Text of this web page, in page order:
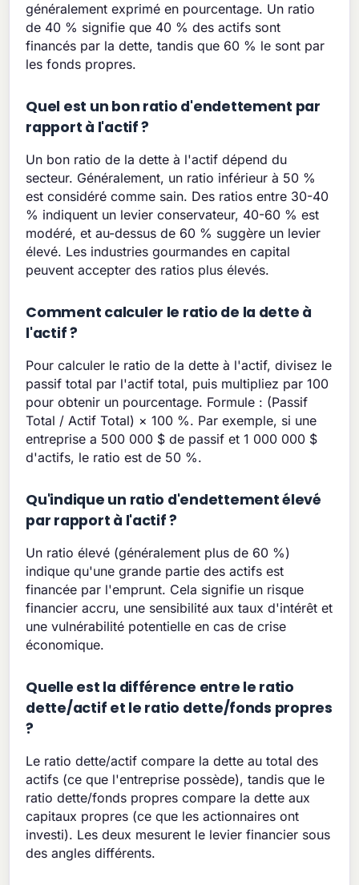
généralement exprimé en pourcentage. Un ratio
de 40 % signifie que 40 % des actifs sont
financés par la dette, tandis que 60 % le sont par
les fonds propres.
Quel est un bon ratio d'endettement par
rapport à l'actif ?
Un bon ratio de la dette à l'actif dépend du
secteur. Généralement, un ratio inférieur à 50 %
est considéré comme sain. Des ratios entre 30-40
% indiquent un levier conservateur, 40-60 % est
modéré, et au-dessus de 60 % suggère un levier
élevé. Les industries gourmandes en capital
peuvent accepter des ratios plus élevés.
Comment calculer le ratio de la dette à
l'actif ?
Pour calculer le ratio de la dette à l'actif, divisez le
passif total par l'actif total, puis multipliez par 100
pour obtenir un pourcentage. Formule : (Passif
Total / Actif Total) × 100 %. Par exemple, si une
entreprise a 500 000 $ de passif et 1 000 000 $
d'actifs, le ratio est de 50 %.
Qu'indique un ratio d'endettement élevé
par rapport à l'actif ?
Un ratio élevé (généralement plus de 60 %)
indique qu'une grande partie des actifs est
financée par l'emprunt. Cela signifie un risque
financier accru, une sensibilité aux taux d'intérêt et
une vulnérabilité potentielle en cas de crise
économique.
Quelle est la différence entre le ratio
dette/actif et le ratio dette/fonds propres
?
Le ratio dette/actif compare la dette au total des
actifs (ce que l'entreprise possède), tandis que le
ratio dette/fonds propres compare la dette aux
capitaux propres (ce que les actionnaires ont
investi). Les deux mesurent le levier financier sous
des angles différents.